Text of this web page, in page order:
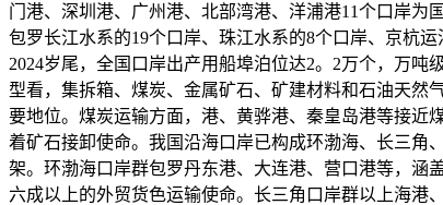
门港、深圳港、广州港、北部湾港、洋浦港11个口岸
包罗长江水系的19个口岸、珠江水系的8个口岸、京杭
2024岁尾，全国口岸出产用船埠泊位达2。2万个，万
型看，集拆箱、煤炭、金属矿石、矿建材料和石油天然
要地位。煤炭运输方面，港、黄骅港、秦皇岛港等接近
着矿石接卸使命。我国沿海口岸已构成环渤海、长三角
架。环渤海口岸群包罗丹东港、大连港、营口港等，涵
六成以上的外贸货色运输使命。长三角口岸群以上海港